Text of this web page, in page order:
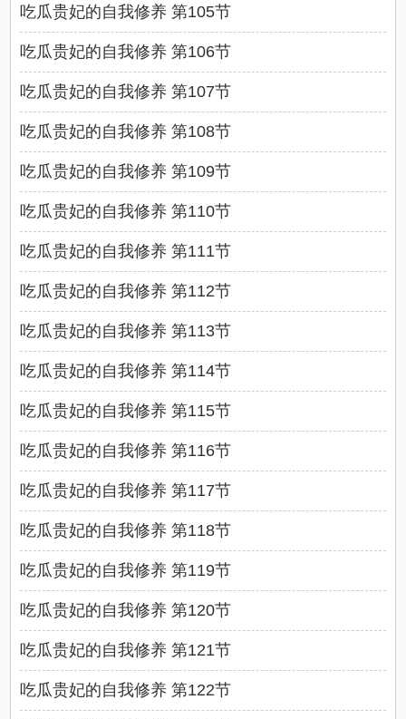
吃瓜贵妃的自我修养 第105节
吃瓜贵妃的自我修养 第106节
吃瓜贵妃的自我修养 第107节
吃瓜贵妃的自我修养 第108节
吃瓜贵妃的自我修养 第109节
吃瓜贵妃的自我修养 第110节
吃瓜贵妃的自我修养 第111节
吃瓜贵妃的自我修养 第112节
吃瓜贵妃的自我修养 第113节
吃瓜贵妃的自我修养 第114节
吃瓜贵妃的自我修养 第115节
吃瓜贵妃的自我修养 第116节
吃瓜贵妃的自我修养 第117节
吃瓜贵妃的自我修养 第118节
吃瓜贵妃的自我修养 第119节
吃瓜贵妃的自我修养 第120节
吃瓜贵妃的自我修养 第121节
吃瓜贵妃的自我修养 第122节